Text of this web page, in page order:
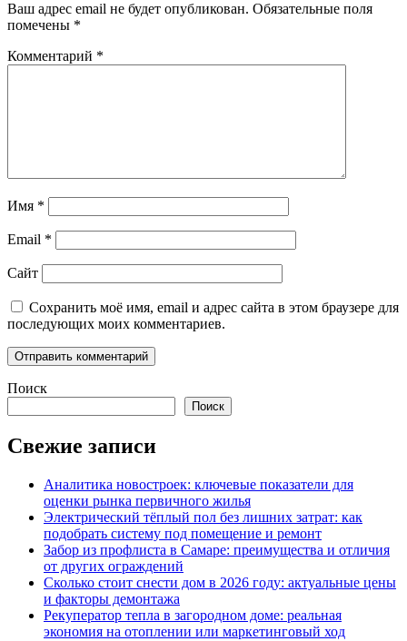
Ваш адрес email не будет опубликован. Обязательные поля
помечены *
Комментарий *
Имя *
Email *
Сайт
Сохранить моё имя, email и адрес сайта в этом браузере для
последующих моих комментариев.
Поиск
Поиск
Свежие записи
Аналитика новостроек: ключевые показатели для
оценки рынка первичного жилья
Электрический тёплый пол без лишних затрат: как
подобрать систему под помещение и ремонт
Забор из профлиста в Самаре: преимущества и отличия
от других ограждений
Сколько стоит снести дом в 2026 году: актуальные цены
и факторы демонтажа
Рекуператор тепла в загородном доме: реальная
экономия на отоплении или маркетинговый ход